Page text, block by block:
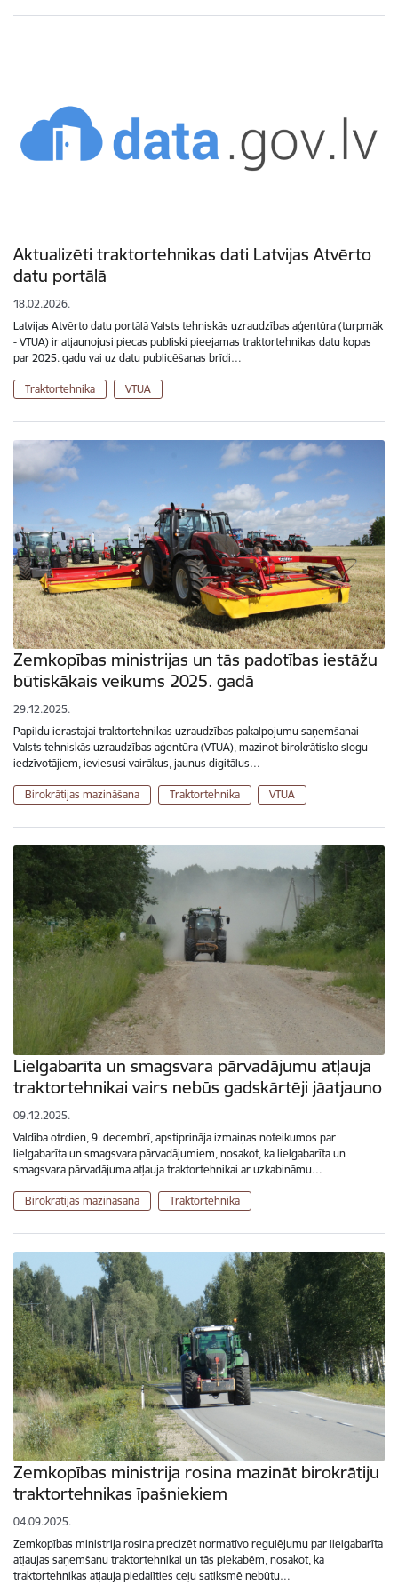
Aktualizēti traktortehnikas dati Latvijas Atvērto
datu portālā
18.02.2026.
Latvijas Atvērto datu portālā Valsts tehniskās uzraudzības aģentūra (turpmāk
- VTUA) ir atjaunojusi piecas publiski pieejamas traktortehnikas datu kopas
par 2025. gadu vai uz datu publicēšanas brīdi…
Traktortehnika VTUA
Zemkopības ministrijas un tās padotības iestāžu
būtiskākais veikums 2025. gadā
29.12.2025.
Papildu ierastajai traktortehnikas uzraudzības pakalpojumu saņemšanai
Valsts tehniskās uzraudzības aģentūra (VTUA), mazinot birokrātisko slogu
iedzīvotājiem, ieviesusi vairākus, jaunus digitālus…
Birokrātijas mazināšana Traktortehnika VTUA
Lielgabarīta un smagsvara pārvadājumu atļauja
traktortehnikai vairs nebūs gadskārtēji jāatjauno
09.12.2025.
Valdība otrdien, 9. decembrī, apstiprināja izmaiņas noteikumos par
lielgabarīta un smagsvara pārvadājumiem, nosakot, ka lielgabarīta un
smagsvara pārvadājuma atļauja traktortehnikai ar uzkabināmu…
Birokrātijas mazināšana Traktortehnika
Zemkopības ministrija rosina mazināt birokrātiju
traktortehnikas īpašniekiem
04.09.2025.
Zemkopības ministrija rosina precizēt normatīvo regulējumu par lielgabarīta
atļaujas saņemšanu traktortehnikai un tās piekabēm, nosakot, ka
traktortehnikas atļauja piedalīties ceļu satiksmē nebūtu…